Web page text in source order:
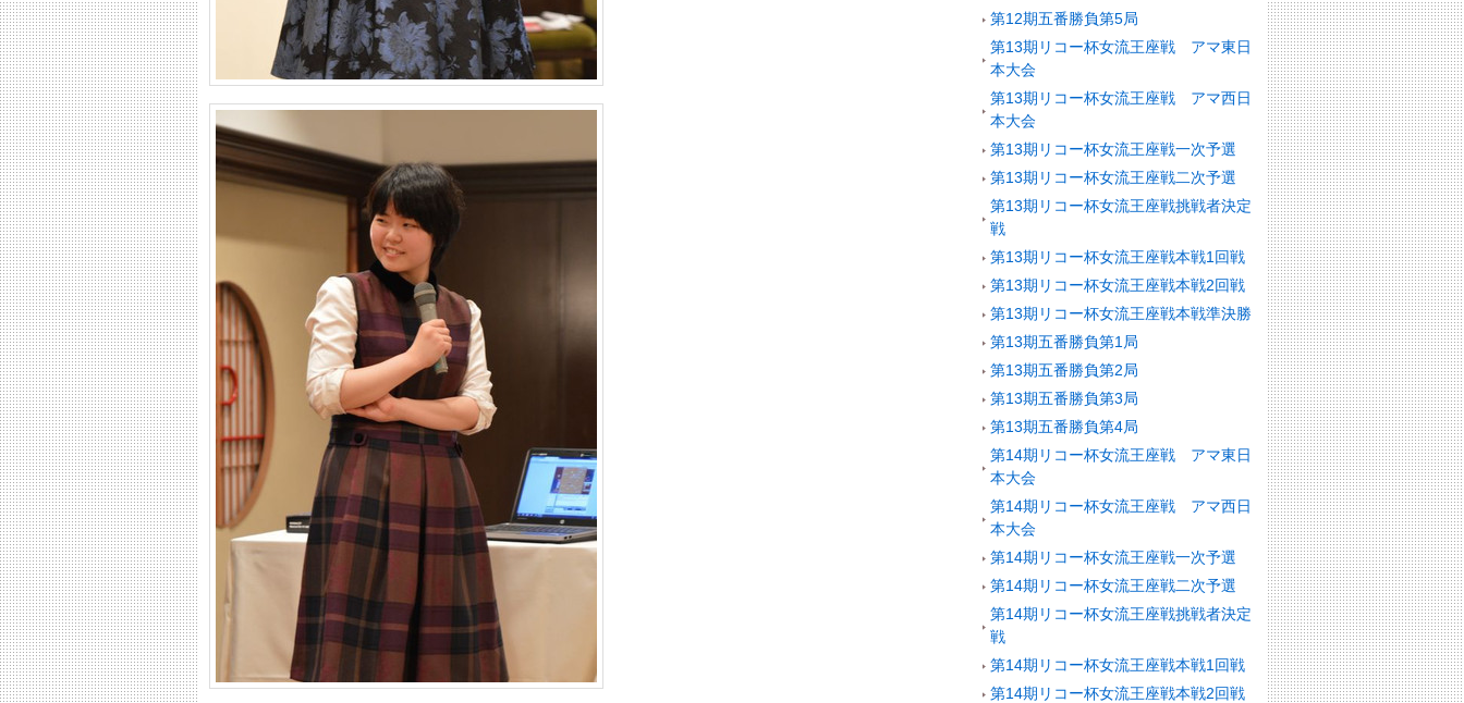
第12期五番勝負第5局
第13期リコー杯女流王座戦 アマ東日
本大会
第13期リコー杯女流王座戦 アマ西日
本大会
第13期リコー杯女流王座戦一次予選
第13期リコー杯女流王座戦二次予選
第13期リコー杯女流王座戦挑戦者決定
戦
第13期リコー杯女流王座戦本戦1回戦
第13期リコー杯女流王座戦本戦2回戦
第13期リコー杯女流王座戦本戦準決勝
第13期五番勝負第1局
第13期五番勝負第2局
第13期五番勝負第3局
第13期五番勝負第4局
第14期リコー杯女流王座戦 アマ東日
本大会
第14期リコー杯女流王座戦 アマ西日
本大会
第14期リコー杯女流王座戦一次予選
第14期リコー杯女流王座戦二次予選
第14期リコー杯女流王座戦挑戦者決定
戦
第14期リコー杯女流王座戦本戦1回戦
第14期リコー杯女流王座戦本戦2回戦